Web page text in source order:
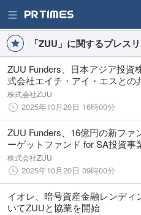
「ZUU」に関するプレス
ZUU Funders、日本アジア投資
式会社エイチ・アイ・エスとの
ンド設立に関するお知らせ
株式会社ZUU
2025年10月20日 16時00分
ZUU Funders、16億円の新ファ
ーゲットファンド for SA投資事
合』を組成
株式会社ZUU
2025年10月20日 09時00分
イオレ、暗号資産金融レンディ
いてZUUと協業を開始